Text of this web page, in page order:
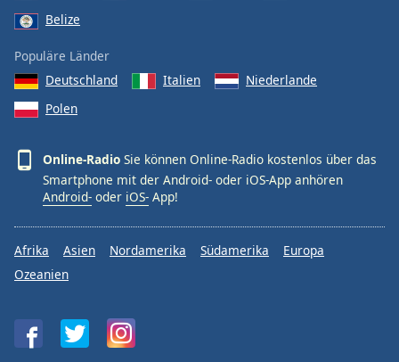
Belize
Populäre Länder
Deutschland
Italien
Niederlande
Polen
Online-Radio Sie können Online-Radio kostenlos über das
Smartphone mit der Android- oder iOS-App anhören
Android- oder iOS- App!
Afrika Asien Nordamerika Südamerika
Europa
Ozeanien